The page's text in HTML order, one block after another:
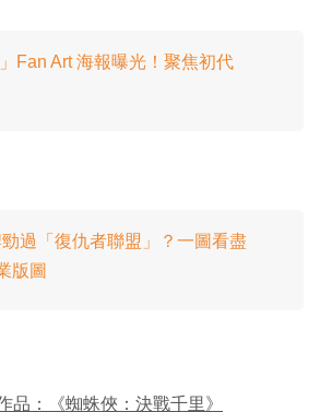
Fan Art 海報曝光！聚焦初代
過「復仇者聯盟」？一圖看盡
版圖
品：《蜘蛛俠：決戰千里》